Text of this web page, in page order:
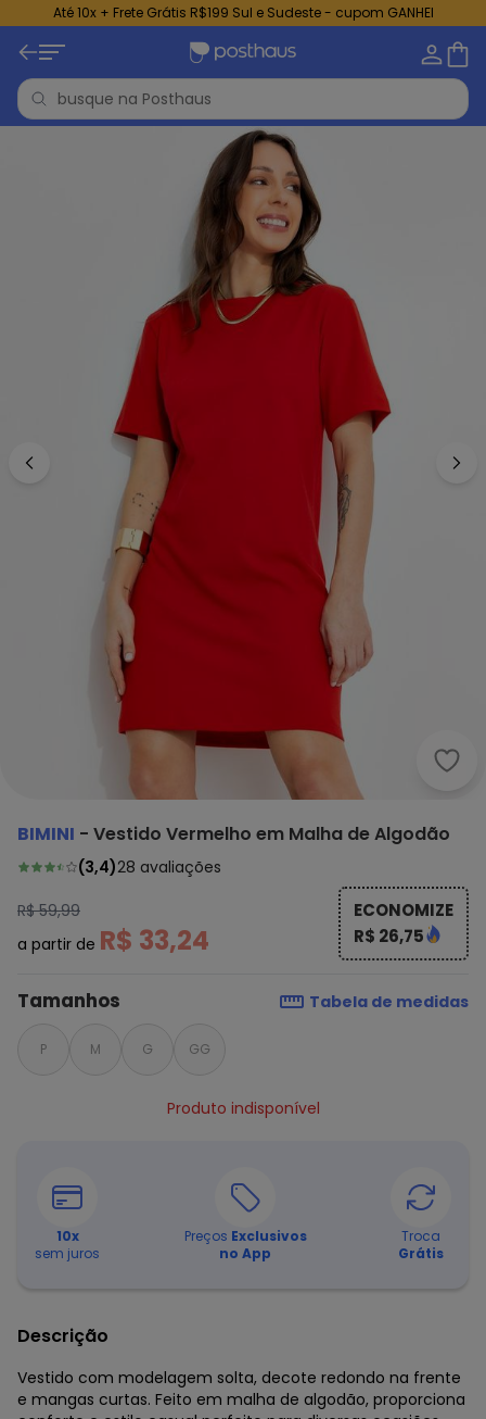
Até 10x + Frete Grátis R$199 Sul e Sudeste - cupom GANHEI
BIMINI - Vestido Vermelho em Malha de Algodão
(3,4)28 avaliações
R$ 59,99
a partir de R$ 33,24
ECONOMIZE
R$ 26,75
Tamanhos Tabela de medidas
P M G GG
Produto indisponível
10x
sem juros
Preços Exclusivos
no App
Troca
Grátis
Descrição
Vestido com modelagem solta, decote redondo na frente
e mangas curtas. Feito em malha de algodão, proporciona